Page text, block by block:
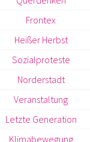
Frontex
Heißer Herbst
Sozialproteste
Norderstadt
Veranstaltung
Letzte Generation
Klimabewegung